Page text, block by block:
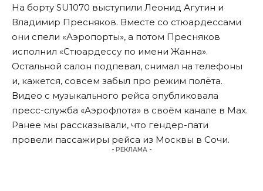
На борту SU1070 выступили Леонид Агутин и
Владимир Пресняков. Вместе со стюардессами
они спели «Аэропорты», а потом Пресняков
исполнил «Стюардессу по имени Жанна».
Остальной салон подпевал, снимал на телефоны
и, кажется, совсем забыл про режим полёта.
Видео с музыкального рейса опубликовала
пресс-служба «Аэрофлота» в своём канале в Max.
Ранее мы рассказывали, что гендер-пати
провели пассажиры рейса из Москвы в Сочи.
- РЕКЛАМА -